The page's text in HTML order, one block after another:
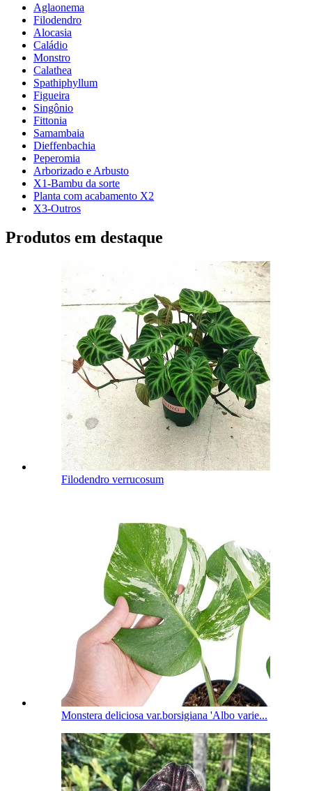
Aglaonema
Filodendro
Alocasia
Caládio
Monstro
Calathea
Spathiphyllum
Figueira
Singônio
Fittonia
Samambaia
Dieffenbachia
Peperomia
Arborizado e Arbusto
X1-Bambu da sorte
Planta com acabamento X2
X3-Outros
Produtos em destaque
Filodendro verrucosum
Monstera deliciosa var.borsigiana 'Albo varie...